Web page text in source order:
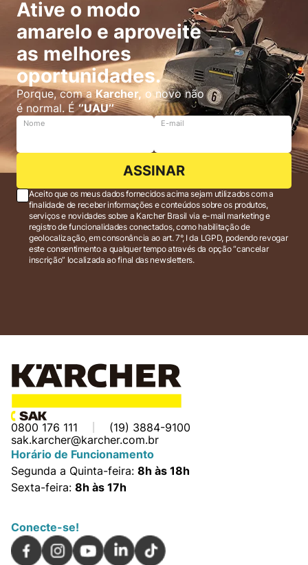
Ative o modo
amarelo e aproveite
as melhores
oportunidades.
Porque, com aKarcher, o novo não
é normal. É‘’UAU’’
Nome E-mail
ASSINAR
Aceito que os meus dados fornecidos acima sejam utilizados com a
finalidade de receber informações e conteúdos sobre os produtos,
serviços e novidades sobre a Karcher Brasil via e-mail marketing e
registro de funcionalidades conectados, como habilitação de
geolocalização, em consonância ao art. 7°, I da LGPD, podendo revogar
este consentimento a qualquer tempo através da opção “cancelar
inscrição” localizada ao final das newsletters.
0800 176 111
(19) 3884-9100
sak.karcher@karcher.com.br
Horário de Funcionamento
Segunda a Quinta-feira: 8h às 18h
Sexta-feira: 8h às 17h
Conecte-se!